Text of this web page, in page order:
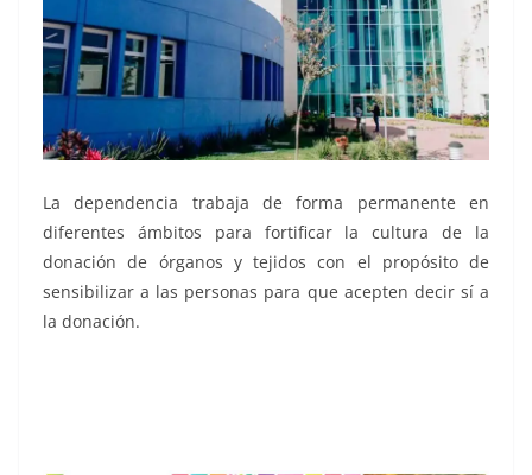
La dependencia trabaja de forma permanente en
diferentes ámbitos para fortificar la cultura de la
donación de órganos y tejidos con el propósito de
sensibilizar a las personas para que acepten decir sí a
la donación.